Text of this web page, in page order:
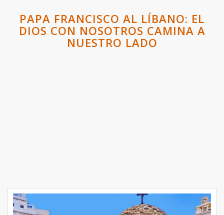
PAPA FRANCISCO AL LÍBANO: EL
DIOS CON NOSOTROS CAMINA A
NUESTRO LADO